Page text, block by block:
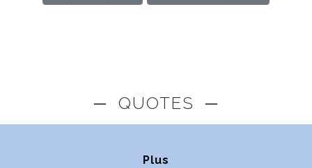
─ QUOTES ─
Plus